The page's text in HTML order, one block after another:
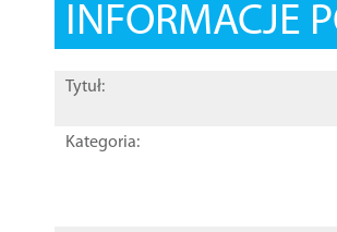
INFORMACJE
Tytuł:
Kategoria: